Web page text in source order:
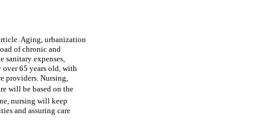
Aging, urbanization
of chronic and
sanitary expenses,
over 65 years old, with
providers. Nursing,
will be based on the
nursing will keep
and assuring care